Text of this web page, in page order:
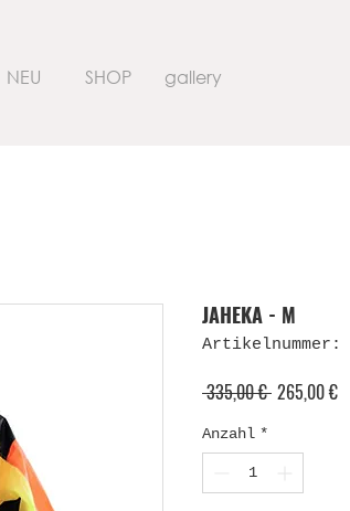
NEU SHOP gallery
JAHEKA - M
Artikelnummer:
335,00 € Standardpreis
265,00 €
Anzahl *